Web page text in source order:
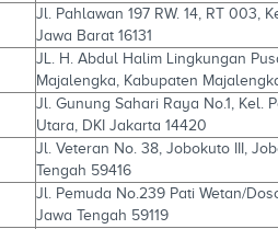
Jl. Pahlawan 197 RW. 14, RT 003,
Jawa Barat 16131
JL. H. Abdul Halim Lingkungan
Majalengka, Kabupaten
Jl. Gunung Sahari Raya No.1, Kel.
Utara, DKI Jakarta 14420
Jl. Veteran No. 38, Jobokuto III,
Tengah 59416
Jl. Pemuda No.239 Pati Wetan/
Jawa Tengah 59119